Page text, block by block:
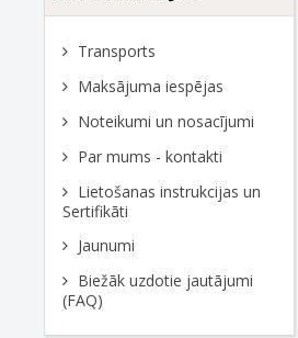
Transports
Maksājuma iespējas
Noteikumi un nosacījumi
Par mums - kontakti
Lietošanas instrukcijas un
Sertifikāti
Jaunumi
Biežāk uzdotie jautājumi
(FAQ)